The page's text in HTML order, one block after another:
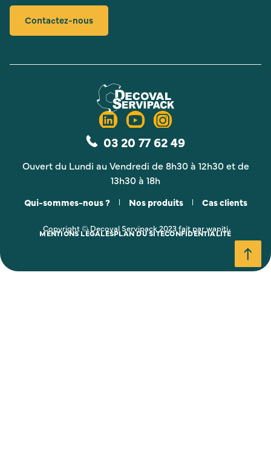
Contactez-nous
03 20 77 62 49
Ouvert du Lundi au Vendredi de 8h30 à 12h30 et de
13h30 à 18h
Qui-sommes-nous ? Nos produits Cas clients
Copyright © Decoval Servipack 2023 fait par wapiti
MENTIONS LÉGALESPLAN DU SITECONFIDENTIALITÉ